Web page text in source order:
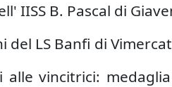
IISS B. Pascal di
del LS Banfi di
alle vincitrici: